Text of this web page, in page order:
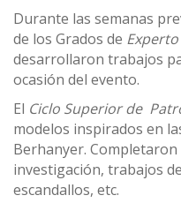
Durante las semanas
de los Grados de
desarrollaron trabajos
ocasión del evento.
El Ciclo Superior de
modelos inspirados en
Berhanyer.
investigación, trabajos
escandallos, etc.